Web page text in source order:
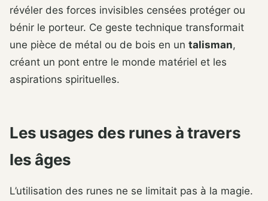
révéler des forces invisibles censées protéger ou
bénir le porteur. Ce geste technique transformait
une pièce de métal ou de bois en un talisman,
créant un pont entre le monde matériel et les
aspirations spirituelles.
Les usages des runes à travers
les âges
L’utilisation des runes ne se limitait pas à la magie.